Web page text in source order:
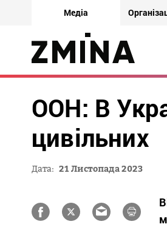
Медіа
ООН: В
цивільних
Дата: 21 Листопада 2023